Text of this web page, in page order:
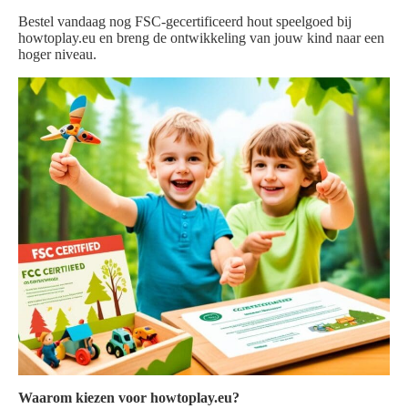
Bestel vandaag nog FSC-gecertificeerd hout speelgoed bij
howtoplay.eu en breng de ontwikkeling van jouw kind naar een
hoger niveau.
Waarom kiezen voor howtoplay.eu?